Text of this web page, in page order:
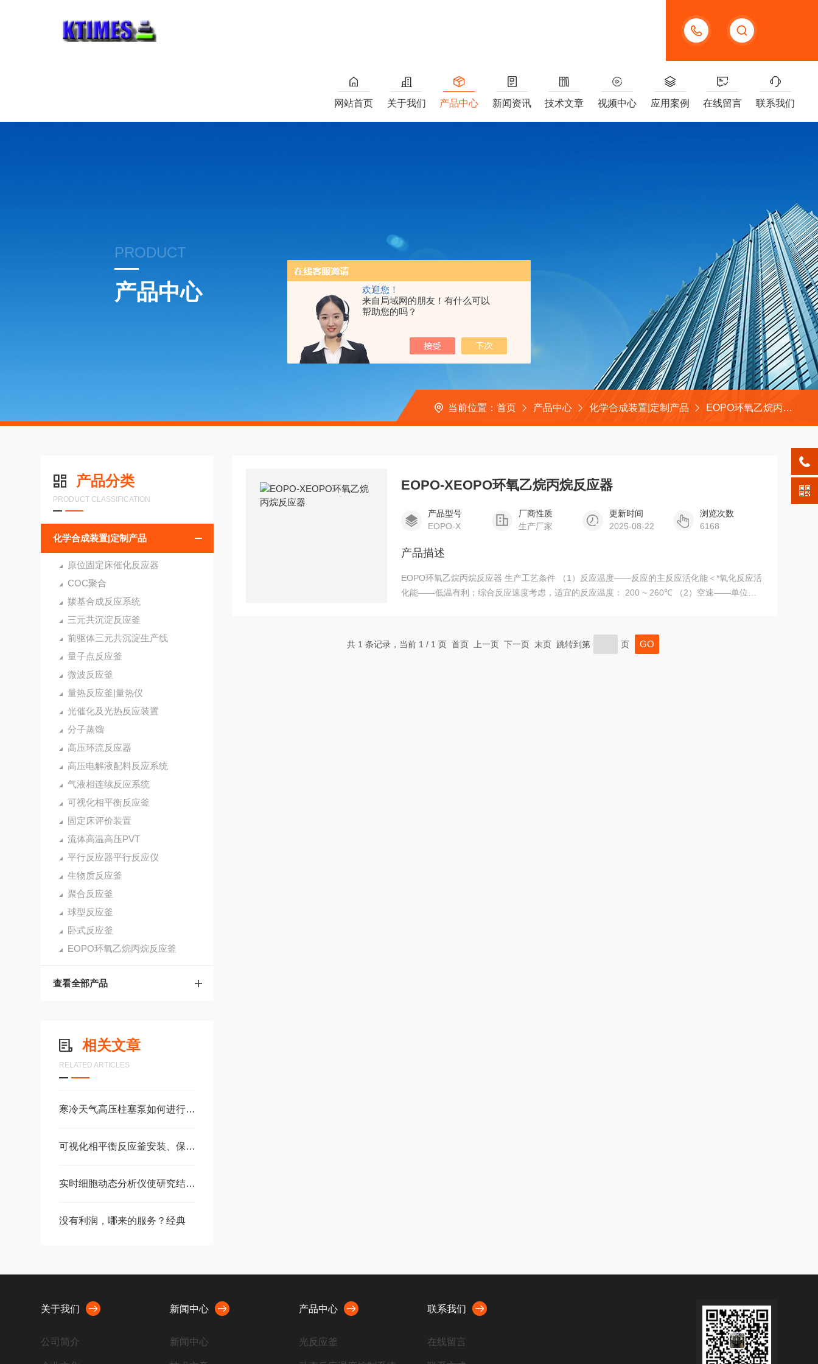
欢迎您！
来自局域网的朋友！有什么可以
帮助您的吗？
13391005955
网站首页 关于我们 产品中心 新闻资讯 技术文章 视频中心 应用案例 在线留言 联系我们
PRODUCT
产品中心
当前位置： 首页 产品中心 化学合成装置|定制产品 EOPO环氧乙烷丙烷反应釜
产品分类
PRODUCT CLASSIFICATION
化学合成装置|定制产品
原位固定床催化反应器
COC聚合
羰基合成反应系统
三元共沉淀反应釜
前驱体三元共沉淀生产线
量子点反应釜
微波反应釜
量热反应釜|量热仪
光催化及光热反应装置
分子蒸馏
高压环流反应器
高压电解液配料反应系统
气液相连续反应系统
可视化相平衡反应釜
固定床评价装置
流体高温高压PVT
平行反应器平行反应仪
生物质反应釜
聚合反应釜
球型反应釜
卧式反应釜
EOPO环氧乙烷丙烷反应釜
查看全部产品
相关文章
RELATED ARTICLES
寒冷天气高压柱塞泵如何进行防冻解冻
可视化相平衡反应釜安装、保养注意事项
实时细胞动态分析仪使研究结果更直观，便于分析
没有利润，哪来的服务？经典
EOPO-XEOPO环氧乙烷丙烷反应器
产品型号
EOPO-X
厂商性质
生产厂家
更新时间
2025-08-22
浏览次数
6168
产品描述
EOPO环氧乙烷丙烷反应器 生产工艺条件 （1）反应温度——反应的主反应活化能＜*氧化反应活
化能——低温有利；综合反应速度考虑，适宜的反应温度： 200 ~ 260℃ （2）空速——单位时
共 1 条记录，当前 1 / 1 页 首页 上一页 下一页 末页 跳转到第 页
关于我们
公司简介
新闻中心
新闻中心
产品中心
光反应釜
联系我们
在线留言